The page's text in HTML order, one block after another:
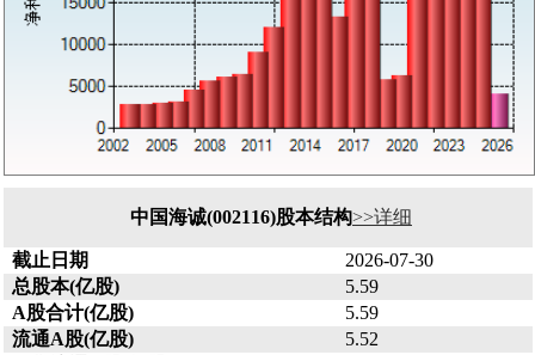
中国海诚(002116)股本结构>>详细
截止日期
2026-07-30
总股本(亿股)
5.59
A股合计(亿股)
5.59
流通A股(亿股)
5.52